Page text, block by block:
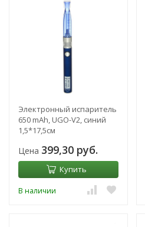
Электронный испаритель
650 mAh, UGO-V2, синий
1,5*17,5см
Цена 399,30 руб.
Купить
В наличии